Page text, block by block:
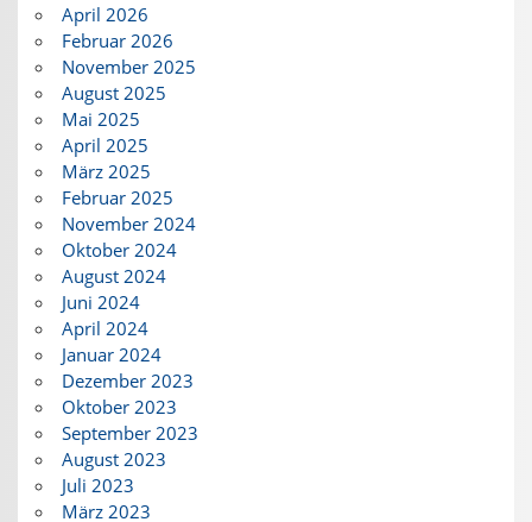
April 2026
Februar 2026
November 2025
August 2025
Mai 2025
April 2025
März 2025
Februar 2025
November 2024
Oktober 2024
August 2024
Juni 2024
April 2024
Januar 2024
Dezember 2023
Oktober 2023
September 2023
August 2023
Juli 2023
März 2023